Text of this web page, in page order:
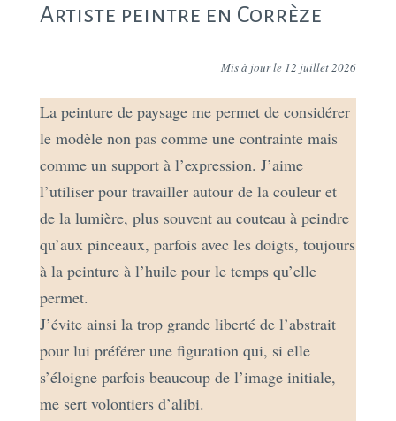
Artiste peintre en Corrèze
Mis à jour le 12 juillet 2026
La peinture de paysage me permet de considérer
le modèle non pas comme une contrainte mais
comme un support à l’expression. J’aime
l’utiliser pour travailler autour de la couleur et
de la lumière​, plus souvent au couteau à peindre
qu’aux pinceaux, parfois avec les doigts, toujours
à la peinture à l’huile pour le temps qu’elle
permet.
J’évite ainsi la trop grande liberté de l’abstrait
pour lui préférer une figuration qui, si elle
s’éloigne parfois beaucoup de l’image initiale,
me sert volontiers d’alibi.